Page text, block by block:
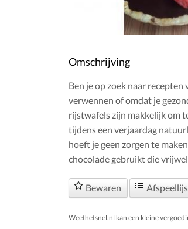
Omschrijving
Ben je op zoek naar
verwennen of omdat je
rijstwafels zijn makkelijk om
tijdens een verjaardag
hoeft je geen zorgen te
chocolade gebruikt die
Bewaren
Weethetsnel.nl kan een kleine